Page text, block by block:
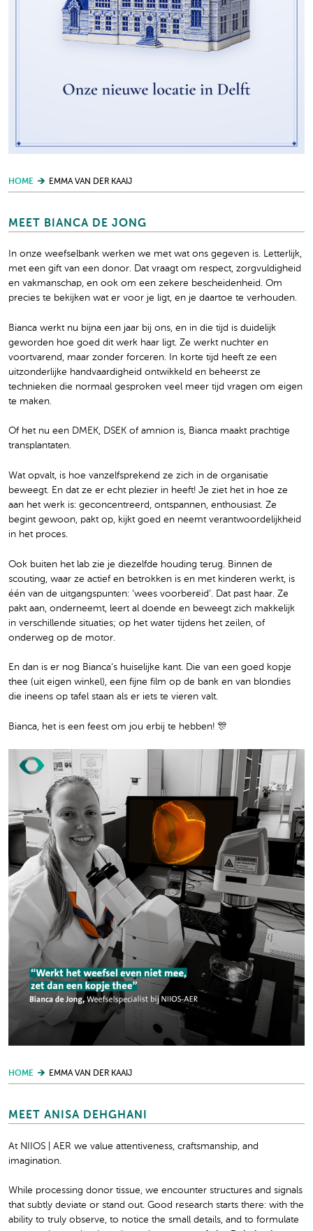
HOME EMMA VAN DER KAAIJ
MEET BIANCA DE JONG
In onze weefselbank werken we met wat ons gegeven is. Letterlijk,
met een gift van een donor. Dat vraagt om respect, zorgvuldigheid
en vakmanschap, en ook om een zekere bescheidenheid. Om
precies te bekijken wat er voor je ligt, en je daartoe te verhouden.
Bianca werkt nu bijna een jaar bij ons, en in die tijd is duidelijk
geworden hoe goed dit werk haar ligt. Ze werkt nuchter en
voortvarend, maar zonder forceren. In korte tijd heeft ze een
uitzonderlijke handvaardigheid ontwikkeld en beheerst ze
technieken die normaal gesproken veel meer tijd vragen om eigen
te maken.
Of het nu een DMEK, DSEK of amnion is, Bianca maakt prachtige
transplantaten.
Wat opvalt, is hoe vanzelfsprekend ze zich in de organisatie
beweegt. En dat ze er echt plezier in heeft! Je ziet het in hoe ze
aan het werk is: geconcentreerd, ontspannen, enthousiast. Ze
begint gewoon, pakt op, kijkt goed en neemt verantwoordelijkheid
in het proces.
Ook buiten het lab zie je diezelfde houding terug. Binnen de
scouting, waar ze actief en betrokken is en met kinderen werkt, is
één van de uitgangspunten: ‘wees voorbereid’. Dat past haar. Ze
pakt aan, onderneemt, leert al doende en beweegt zich makkelijk
in verschillende situaties; op het water tijdens het zeilen, of
onderweg op de motor.
En dan is er nog Bianca’s huiselijke kant. Die van een goed kopje
thee (uit eigen winkel), een fijne film op de bank en van blondies
die ineens op tafel staan als er iets te vieren valt.
Bianca, het is een feest om jou erbij te hebben! 🎊
HOME EMMA VAN DER KAAIJ
MEET ANISA DEHGHANI
At NIIOS | AER we value attentiveness, craftsmanship, and
imagination.
While processing donor tissue, we encounter structures and signals
that subtly deviate or stand out. Good research starts there: with the
ability to truly observe, to notice the small details, and to formulate